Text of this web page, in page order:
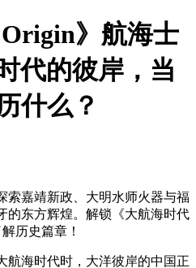
Origin》航海士
代的彼岸，当
什么？
索嘉靖新政、大明水师火器与福
的东方辉煌。解锁《大航海时代
历史篇章！
航海时代时，大洋彼岸的中国正